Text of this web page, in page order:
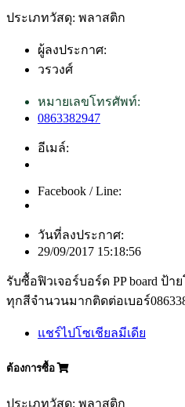
ประเภทวัสดุ: พลาสติก
ผู้ลงประกาศ:
วรวงศ์
หมายเลขโทรศัพท์:
0863382947
อีเมล์:
Facebook / Line:
วันที่ลงประกาศ:
29/09/2017 15:18:56
รับซื้อฟิวเจอร์บอร์ด PP board ป้
ทุกสีจำนวนมากติดต่อเบอร์
แชร์ไปโซเชียลมีเดีย
ต้องการซื้อ
ประเภทวัสดุ: พลาสติก